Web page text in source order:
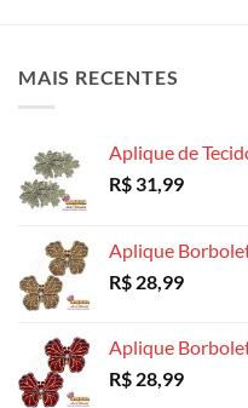
ser
página
do
MAIS RECENTES
Aplique de
R$ 31,99
Aplique
R$ 28,99
Aplique
R$ 28,99